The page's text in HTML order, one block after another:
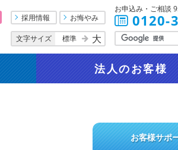
採用情報 お悔やみ
文字サイズ 標準 大
お申込み・ご相談
0120-
法人のお客様
お客様サポ